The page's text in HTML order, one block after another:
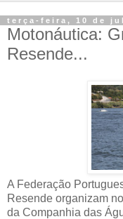
terça-feira, 10 de
Motonáutica:
Resende...
A Federação
Resende organizam
da Companhia das